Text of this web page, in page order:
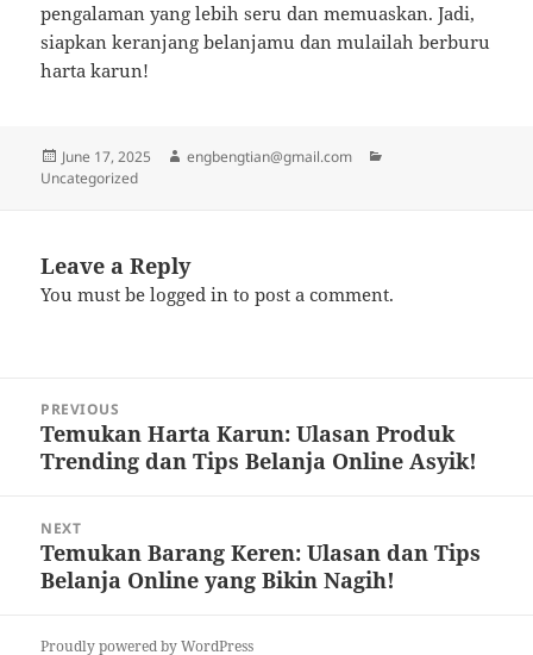
pengalaman yang lebih seru dan memuaskan. Jadi,
siapkan keranjang belanjamu dan mulailah berburu
harta karun!
Posted
on
June 17, 2025 Author
engbengtian@gmail.com
Uncategorized
Leave a Reply
You must belogged in to post a comment.
navigation
PREVIOUS
Previous
post:
Temukan Harta Karun: Ulasan Produk
Trending dan Tips Belanja Online Asyik!
NEXT
Next
post:
Temukan Barang Keren: Ulasan dan Tips
Belanja Online yang Bikin Nagih!
Proudly powered by WordPress